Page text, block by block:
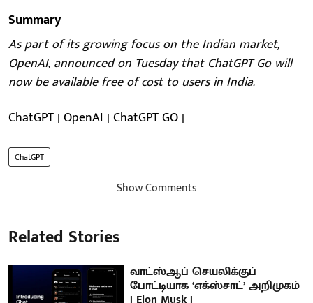
Summary
As part of its growing focus on the Indian market,
OpenAI, announced on Tuesday that ChatGPT Go will
now be available free of cost to users in India.
ChatGPT | OpenAI | ChatGPT GO |
ChatGPT
Show Comments
Related Stories
வாட்ஸ்ஆப் செயலிக்குப்
போட்டியாக ‘எக்ஸ்சாட்’ அறிமுகம்